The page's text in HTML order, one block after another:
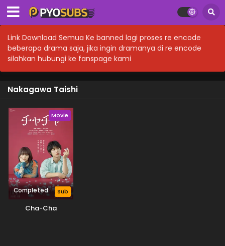
Link Download Semua Ke banned lagi proses re encode
beberapa drama saja, jika ingin dramanya di re encode
silahkan hubungi ke fanspage kami
Nakagawa Taishi
Movie
Completed Sub
Cha-Cha